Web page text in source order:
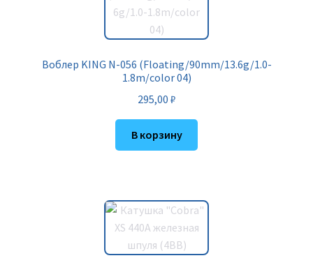
Воблер KING N-056 (Floating/90mm/13.6g/1.0-
1.8m/color 04)
295,00 ₽
В корзину